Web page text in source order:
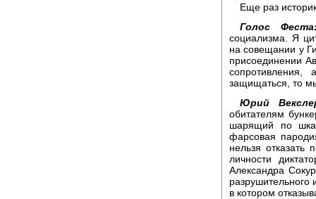
Еще раз
Голос
социализма. Я
на совещании у
присоединении
сопротивления,
защищаться, то
Юрий
обитателям
шарящий по
фарсовая
нельзя отказать
личности
Александра
разрушительного
в котором